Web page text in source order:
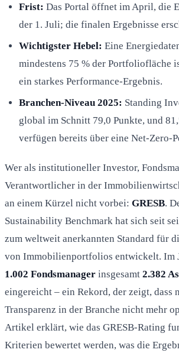
Frist: Das Portal öffnet im April, die
der 1. Juli; die finalen Ergebnisse
Wichtigster Hebel: Eine
mindestens 75 % der Portfoliofläche
ein starkes Performance-Ergebnis.
Branchen-Niveau 2025: Standing
global im Schnitt 79,0 Punkte, und
verfügen bereits über eine Net-Zero-
Wer als institutioneller Investor,
Verantwortlicher in der
an einem Kürzel nicht vorbei: GRESB.
Sustainability Benchmark hat sich seit
zum weltweit anerkannten Standard für
von Immobilienportfolios entwickelt. Im
1.002 Fondsmanager insgesamt 2.382
eingereicht – ein Rekord, der zeigt, dass
Transparenz in der Branche nicht mehr
Artikel erklärt, wie das GRESB-Rating
Kriterien bewertet werden, was die